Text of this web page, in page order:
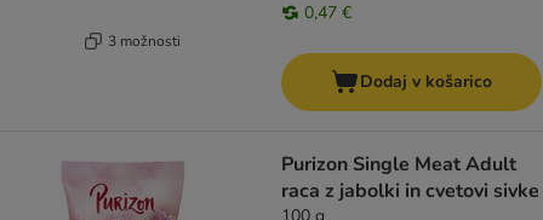
3 možnosti
0,47 €
Dodaj v košarico
Purizon Single Meat Adult
raca z jabolki in cvetovi sivke